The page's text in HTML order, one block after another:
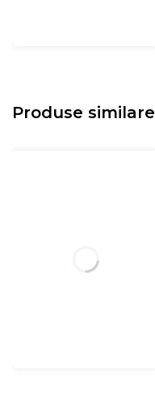
Produse similare